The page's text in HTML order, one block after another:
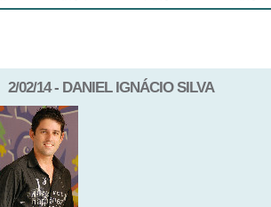
2/02/14 - DANIEL IGNÁCIO SILVA